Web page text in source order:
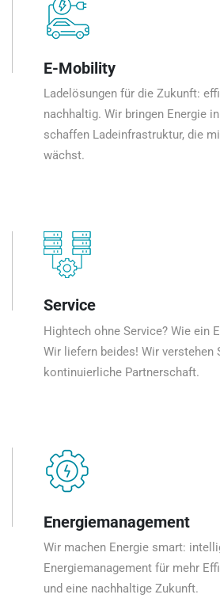
E-Mobility
Ladelösungen für die Zukunft:
nachhaltig. Wir bringen Energie
schaffen Ladeinfrastruktur, die
wächst.
Service
Hightech ohne Service? Wie ein
Wir liefern beides! Wir verstehen
kontinuierliche Partnerschaft.
Energiemanagement
Wir machen Energie smart:
Energiemanagement für mehr
und eine nachhaltige Zukunft.